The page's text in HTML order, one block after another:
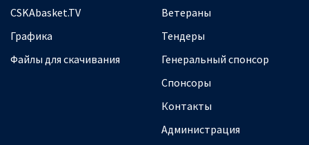
CSKAbasket.TV
Графика
Файлы для скачивания
Ветераны
Тендеры
Генеральный спонсор
Спонсоры
Контакты
Администрация